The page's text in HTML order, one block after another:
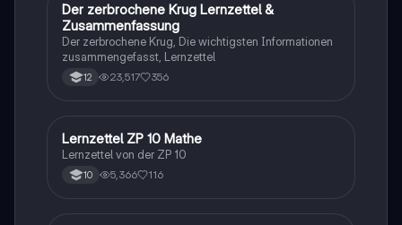
Deutsch
Der zerbrochene Krug Lernzettel &
Zusammenfassung
Der zerbrochene Krug, Die wichtigsten Informationen
zusammengefasst, Lernzettel
12 23,517 356
Mathe
Lernzettel ZP 10 Mathe
Lernzettel von der ZP 10
10 5,366 116